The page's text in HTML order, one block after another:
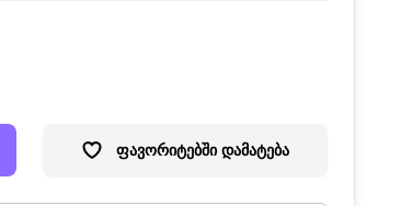
ფავორიტებში დამატება